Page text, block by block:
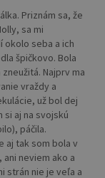
Priznám sa, že
sa mi
okolo seba a ich
špičkovo. Bola
Najprv ma
vraždy a
už bol dej
si aj na svojskú
páčila.
aj tak som bola v
neviem ako a
strán nie je veľa a